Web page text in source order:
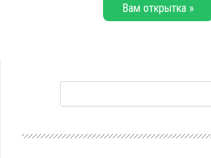
Вам открытка »